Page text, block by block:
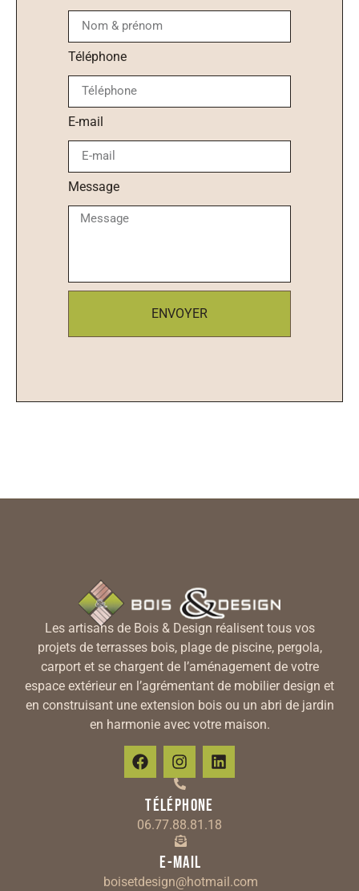
Téléphone
E-mail
Message
ENVOYER
Les artisans de Bois & Design réalisent tous vos
projets de terrasses bois, plage de piscine, pergola,
carport et se chargent de l’aménagement de votre
espace extérieur en l’agrémentant de mobilier design et
en construisant une extension bois ou un abri de jardin
en harmonie avec votre maison.
Téléphone
06.77.88.81.18
E-mail
boisetdesign@hotmail.com